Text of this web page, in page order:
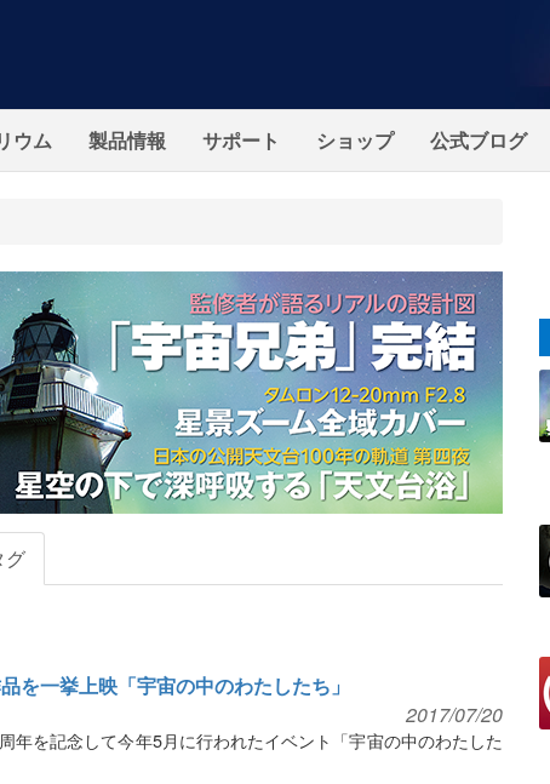
ウム 製品情報 サポート ショップ 公式ブログ
グ
を一挙上映「宇宙の中のわたしたち」
2017/07/20
年を記念して今年5月に行われたイベント「宇宙の中のわたした